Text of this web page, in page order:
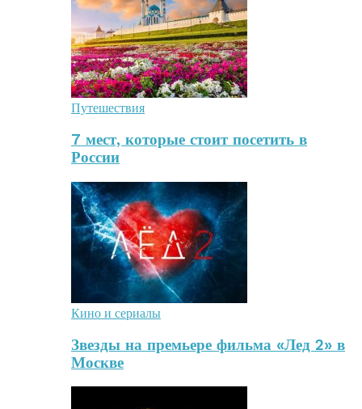
Путешествия
7 мест, которые стоит посетить в
России
Кино и сериалы
Звезды на премьере фильма «Лед 2» в
Москве